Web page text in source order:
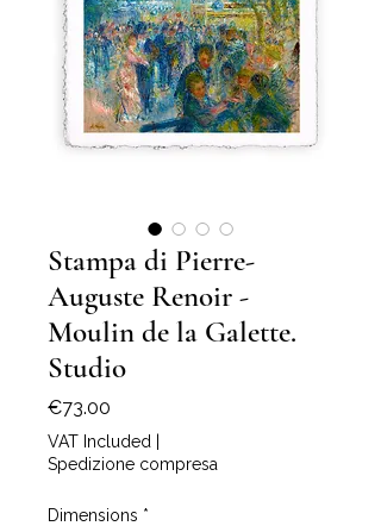
Stampa di Pierre-
Auguste Renoir -
Moulin de la Galette.
Studio
€73.00
VAT Included
Spedizione compresa
Dimensions *